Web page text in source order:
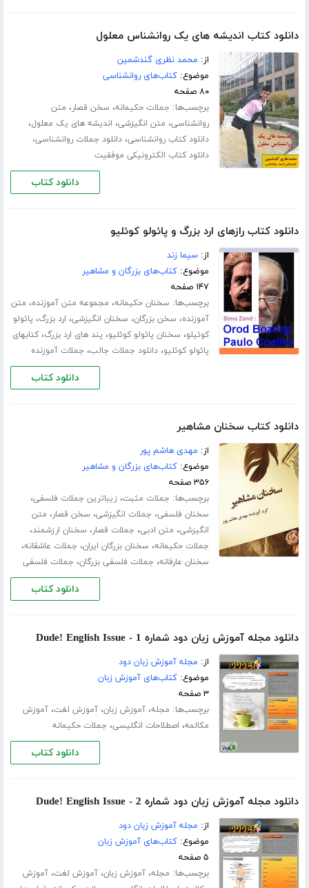
دانلود کتاب اندیشه های یک روانشناس معلول
از: محمد نظری گندشمین
موضوع:کتاب‌های روانشناسی
۸۰ صفحه
برچسب‌ها: جملات حکیمانه، سخن قصار، متن
روانشناسی، متن انگیزشی، اندیشه های یک معلول،
دانلود کتاب روانشناسی،دانلود جملات روانشناسی،
دانلود کتاب الکترونیکی موفقیت
دانلود کتاب
دانلود کتاب رازهای ارد بزرگ و پائولو کوئلیو
از:سیما زند
موضوع:کتاب‌های بزرگان و مشاهیر
۱۴۷ صفحه
برچسب‌ها: سخنان حکیمانه، مجموعه متن آموزنده، متن
آموزنده، سخن بزرگان، سخنان انگیزشی، ارد بزرگ، پائولو
کوئیلو، سخنان پائولو کوئلیو، پند های ارد بزرگ،کتابهای
پائولو کوئلیو،دانلود جملات جالب، جملات آموزنده
دانلود کتاب
دانلود کتاب سخنان مشاهیر
از: مهدی هاشم پور
موضوع:کتاب‌های بزرگان و مشاهیر
۳۵۶ صفحه
برچسب‌ها: جملات مثبت، زیباترین جملات فلسفی،
سخنان فلسفی، جملات انگیزشی، سخن قصار، متن
انگیزشی، متن ادبی، جملات قصار، سخنان ارزشمند،
جملات حکیمانه، سخنان بزرگان ایران، جملات عاشقانه،
سخنان عارفانه، جملات فلسفی بزرگان، جملات فلسفی
دانلود کتاب
دانلود مجله آموزش زبان دود شماره 1 - Dude! English Issue
از: مجله آموزش زبان دود
موضوع:کتاب‌های آموزش زبان
۳ صفحه
برچسب‌ها: مجله،آموزش زبان،آموزش لغت،آموزش
مکالمه، اصطلاحات انگلیسی، جملات حکیمانه
دانلود کتاب
دانلود مجله آموزش زبان دود شماره 2 - Dude! English Issue
از: مجله آموزش زبان دود
موضوع:کتاب‌های آموزش زبان
۵ صفحه
برچسب‌ها: مجله،آموزش زبان،آموزش لغت،آموزش